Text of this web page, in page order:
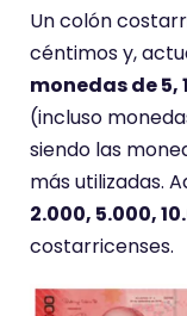
Un colón
céntimos y,
monedas de 5,
(incluso
siendo las
más utilizadas.
2.000, 5.000,
costarricenses.